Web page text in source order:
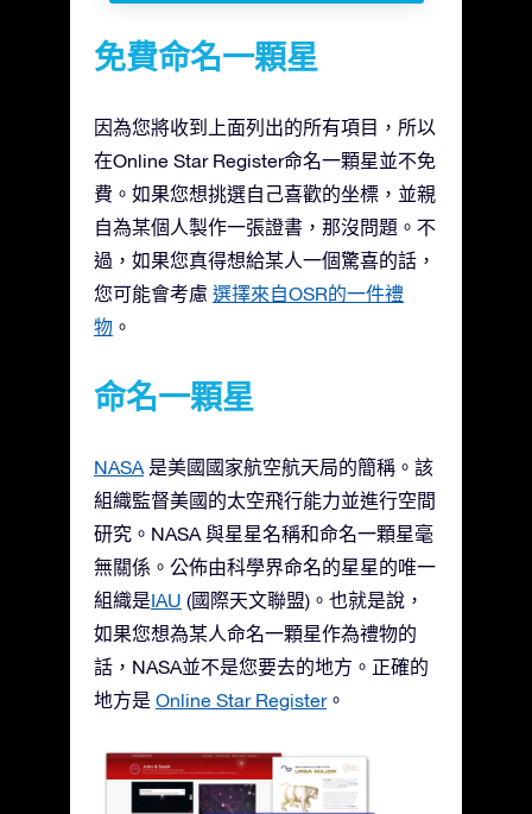
免費命名一顆星
因為您將收到上面列出的所有項目，所以
在Online Star Register命名一顆星並不免
費。如果您想挑選自己喜歡的坐標，並親
自為某個人製作一張證書，那沒問題。不
過，如果您真得想給某人一個驚喜的話，
您可能會考慮 選擇來自OSR的一件禮
物 。
命名一顆星
NASA 是美國國家航空航天局的簡稱。該
組織監督美國的太空飛行能力並進行空間
研究。NASA 與星星名稱和命名一顆星毫
無關係。公佈由科學界命名的星星的唯一
組織是IAU (國際天文聯盟)。也就是說，
如果您想為某人命名一顆星作為禮物的
話，NASA並不是您要去的地方。正確的
地方是 Online Star Register。